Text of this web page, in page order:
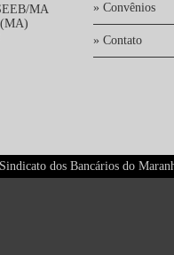
MA
» Convênios
» Contato
dos Bancários do